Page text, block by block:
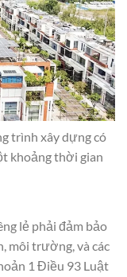
trình xây dựng có
khoảng thời gian
lẻ phải đảm bảo
môi trường, và các
1 Điều 93 Luật